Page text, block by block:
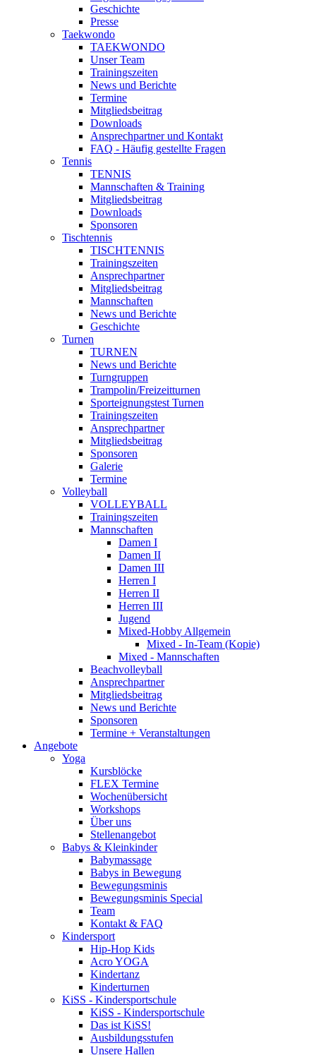
Geschichte
Presse
Taekwondo
TAEKWONDO
Unser Team
Trainingszeiten
News und Berichte
Termine
Mitgliedsbeitrag
Downloads
Ansprechpartner und Kontakt
FAQ - Häufig gestellte Fragen
Tennis
TENNIS
Mannschaften & Training
Mitgliedsbeitrag
Downloads
Sponsoren
Tischtennis
TISCHTENNIS
Trainingszeiten
Ansprechpartner
Mitgliedsbeitrag
Mannschaften
News und Berichte
Geschichte
Turnen
TURNEN
News und Berichte
Turngruppen
Trampolin/Freizeitturnen
Sporteignungstest Turnen
Trainingszeiten
Ansprechpartner
Mitgliedsbeitrag
Sponsoren
Galerie
Termine
Volleyball
VOLLEYBALL
Trainingszeiten
Mannschaften
Damen I
Damen II
Damen III
Herren I
Herren II
Herren III
Jugend
Mixed-Hobby Allgemein
Mixed - In-Team (Kopie)
Mixed - Mannschaften
Beachvolleyball
Ansprechpartner
Mitgliedsbeitrag
News und Berichte
Sponsoren
Termine + Veranstaltungen
Angebote
Yoga
Kursblöcke
FLEX Termine
Wochenübersicht
Workshops
Über uns
Stellenangebot
Babys & Kleinkinder
Babymassage
Babys in Bewegung
Bewegungsminis
Bewegungsminis Special
Team
Kontakt & FAQ
Kindersport
Hip-Hop Kids
Acro YOGA
Kindertanz
Kinderturnen
KiSS - Kindersportschule
KiSS - Kindersportschule
Das ist KiSS!
Ausbildungsstufen
Unsere Hallen